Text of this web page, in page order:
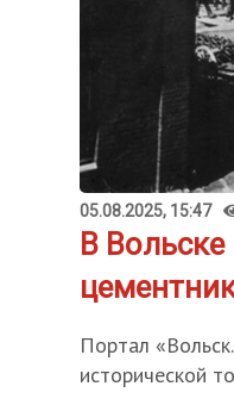
05.08.2025, 15:47
В
Портал
исторической